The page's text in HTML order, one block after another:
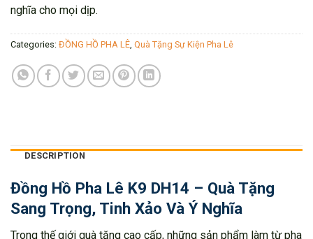
nghĩa cho mọi dịp.
Categories: ĐỒNG HỒ PHA LÊ Quà Tặng Sự Kiện Pha Lê
DESCRIPTION
Đồng Hồ Pha Lê K9 DH14 – Quà Tặng
Sang Trọng, Tinh Xảo Và Ý Nghĩa
Trong thế giới quà tặng cao cấp, những sản phẩm làm từ pha